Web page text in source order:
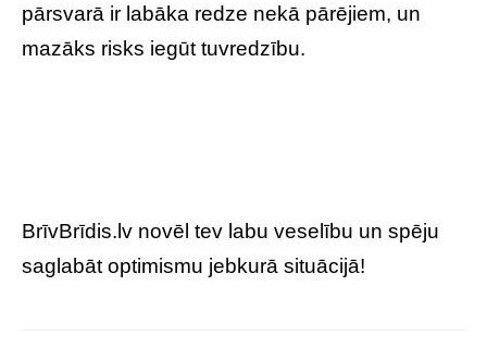
pārsvarā ir labāka redze nekā pārējiem, un
mazāks risks iegūt tuvredzību.
BrīvBrīdis.lv novēl tev labu veselību un spēju
saglabāt optimismu jebkurā situācijā!